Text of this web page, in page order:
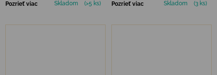
Pozrieť viac Skladom (>5 ks) Pozrieť viac Skladom (3 ks)